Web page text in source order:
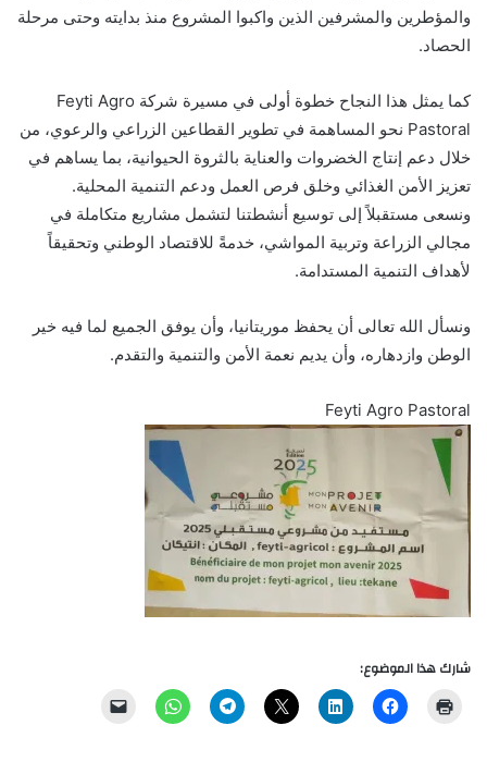
والمؤطرين والمشرفين الذين واكبوا المشروع منذ بدايته وحتى مرحلة
الحصاد.
كما يمثل هذا النجاح خطوة أولى في مسيرة شركة Feyti Agro
Pastoral نحو المساهمة في تطوير القطاعين الزراعي والرعوي، من
خلال دعم إنتاج الخضروات والعناية بالثروة الحيوانية، بما يساهم في
تعزيز الأمن الغذائي وخلق فرص العمل ودعم التنمية المحلية.
ونسعى مستقبلاً إلى توسيع أنشطتنا لتشمل مشاريع متكاملة في
مجالي الزراعة وتربية المواشي، خدمةً للاقتصاد الوطني وتحقيقاً
لأهداف التنمية المستدامة.
ونسأل الله تعالى أن يحفظ موريتانيا، وأن يوفق الجميع لما فيه خير
الوطن وازدهاره، وأن يديم نعمة الأمن والتنمية والتقدم.
Feyti Agro Pastoral
شارك هذا الموضوع: